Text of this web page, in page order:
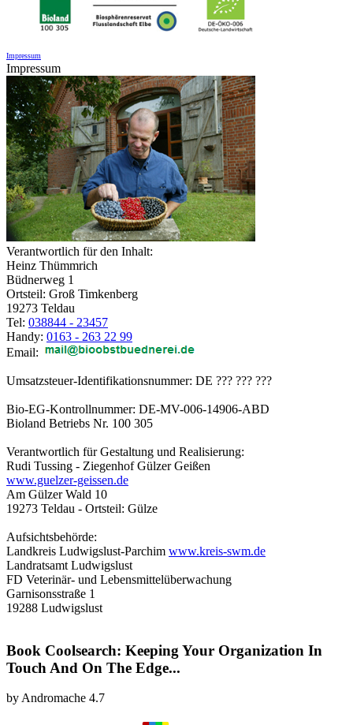
Impressum
Impressum
Verantwortlich für den Inhalt:
Heinz Thümmrich
Büdnerweg 1
Ortsteil: Groß Timkenberg
19273 Teldau
Tel: 038844 - 23457
Handy: 0163 - 263 22 99
Email:
Umsatzsteuer-Identifikationsnummer: DE ??? ??? ???
Bio-EG-Kontrollnummer: DE-MV-006-14906-ABD
Bioland Betriebs Nr. 100 305
Verantwortlich für Gestaltung und Realisierung:
Rudi Tussing - Ziegenhof Gülzer Geißen
www.guelzer-geissen.de
Am Gülzer Wald 10
19273 Teldau - Ortsteil: Gülze
Aufsichtsbehörde:
Landkreis Ludwigslust-Parchim www.kreis-swm.de
Landratsamt Ludwigslust
FD Veterinär- und Lebensmittelüberwachung
Garnisonsstraße 1
19288 Ludwigslust
Book Coolsearch: Keeping Your Organization In
Touch And On The Edge...
by Andromache 4.7